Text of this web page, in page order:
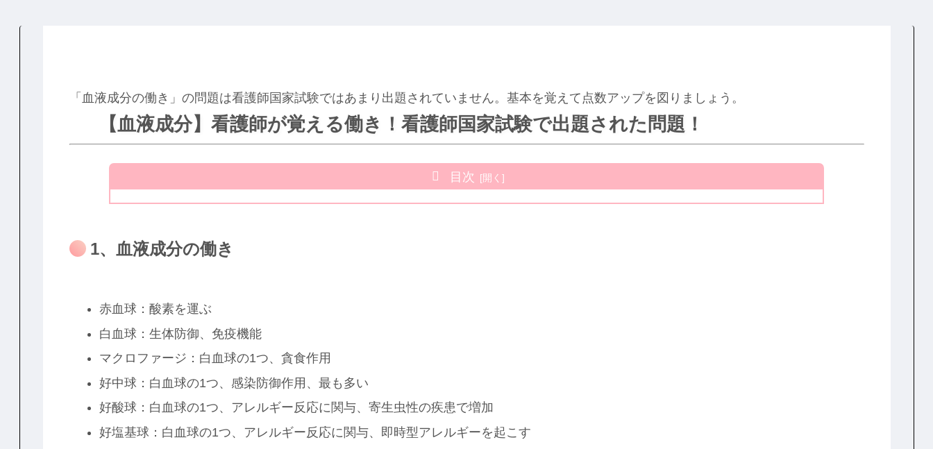
【血液成分】看護師が覚える働き！看護師国家試験で出題された問題！
「血液成分の働き」の問題は看護師国家試験ではあまり出題されていません。基本を覚えて点数アップを図りましょう。
目次
1、血液成分の働き
赤血球：酸素を運ぶ
白血球：生体防御、免疫機能
マクロファージ：白血球の1つ、貪食作用
好中球：白血球の1つ、感染防御作用、最も多い
好酸球：白血球の1つ、アレルギー反応に関与、寄生虫性の疾患で増加
好塩基球：白血球の1つ、アレルギー反応に関与、即時型アレルギーを起こす